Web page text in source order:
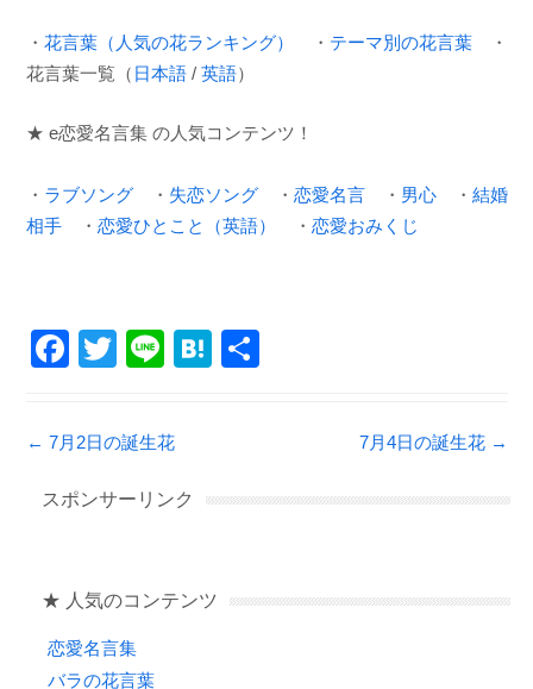
・ 花言葉（人気の花ランキング） ・ テーマ別の花言葉 ・
花言葉一覧（ 日本語 / 英語）
★ e恋愛名言集 の人気コンテンツ！
・ ラブソング ・ 失恋ソング ・ 恋愛名言 ・ 男心 ・ 結婚
相手 ・ 恋愛ひとこと（英語） ・ 恋愛おみくじ
F
c
e
b
k
T
tt
er
Li
e
H
Post navigation
← 7月2日の誕生花 7月4日の誕生花 →
スポンサーリンク
★ 人気のコンテンツ
恋愛名言集
バラの花言葉